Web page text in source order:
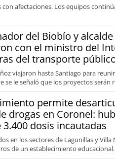
con afectaciones. Los equipos
del Biobío y
con el ministro del
del transporte
viajaron hasta Santiago para
le señaló que los proyectos serán
permite
drogas en Coronel:
3.400 dosis incautadas
en los sectores de Lagunillas y
de un establecimiento educacional.